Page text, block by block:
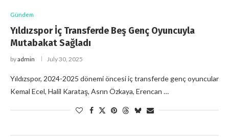
Gündem
Yıldızspor İç Transferde Beş Genç Oyuncuyla
Mutabakat Sağladı
byadmin July 30, 2025
Yıldızspor, 2024-2025 dönemi öncesi iç transferde genç oyuncular
Kemal Ecel, Halil Karataş, Asrın Özkaya, Erencan …